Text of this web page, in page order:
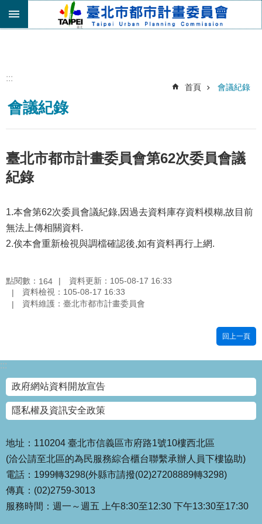
跳到主要內容區塊
關
介
紹
都
市
計
員
會
專
國
土
計
區
服
務
園
網
站
寶
箱
:::
首頁 會議紀錄
會議紀錄
臺北市都市計畫委員會第62次委員會議
紀錄
1.本會第62次委員會議紀錄,因過去資料庫存資料模糊,故目前
無法上傳相關資料.
2.俟本會重新檢視與調檔確認後,如有資料再行上網.
點閱數： 164
資料更新：105-08-17 16:33
資料檢視：105-08-17 16:33
資料維護：臺北市都市計畫委員會
回上一頁
:::
政府網站資料開放宣告
隱私權及資訊安全政策
地址：110204 臺北市信義區市府路1號10樓西北區
(洽公請至北區的為民服務綜合櫃台聯繫承辦人員下樓協助)
電話：1999轉3298(外縣市請撥(02)27208889轉3298)
傳真：(02)2759-3013
服務時間：週一～週五 上午8:30至12:30 下午13:30至17:30